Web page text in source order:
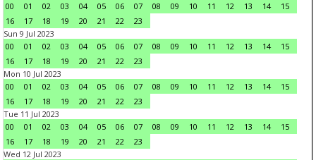
00
01 02 03 04 05 06 07 08 09 10 11 12 13 14
15
16
17 18 19 20 21 22
23
Sun 9 Jul 2023
00
01 02 03 04 05 06 07 08 09 10 11 12 13 14
15
16
17 18 19 20 21 22
23
Mon 10 Jul 2023
00
01 02 03 04 05 06 07 08 09 10 11 12 13 14
15
16
17 18 19 20 21 22
23
Tue 11 Jul 2023
00
01 02 03 04 05 06 07 08 09 10 11 12 13 14
15
16
17 18 19 20 21 22
23
Wed 12 Jul 2023